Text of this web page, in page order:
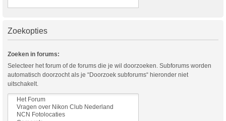
Zoekopties
Zoeken in forums:
Selecteer het forum of de forums die je wil doorzoeken. Subforums worden
automatisch doorzocht als je “Doorzoek subforums“ hieronder niet
uitschakelt.